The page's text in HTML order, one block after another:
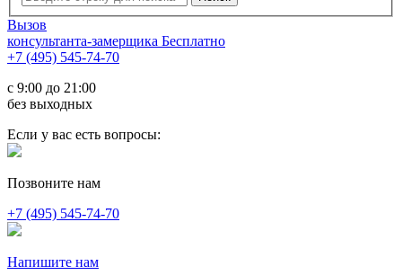
Вызов
консультанта-замерщика Бесплатно
+7 (495) 545-74-70
c 9:00 до 21:00
без выходных
Если у вас есть вопросы:
Позвоните нам
+7 (495) 545-74-70
Напишите нам